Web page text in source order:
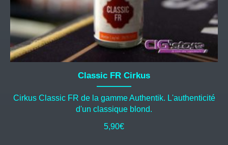
Classic FR Cirkus
Cirkus Classic FR de la gamme Authentik. L'authenticité
d'un classique blond.
5,90€
du
produit